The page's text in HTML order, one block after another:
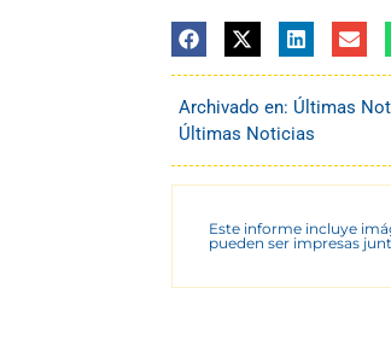
Archivado en: Últimas
Últimas Noticias
Este informe incluye
pueden ser impresas